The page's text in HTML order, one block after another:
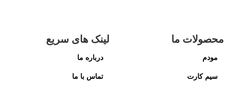
محصولات ما
مودم
سیم کارت
لینک های سریع
درباره ما
تماس با ما